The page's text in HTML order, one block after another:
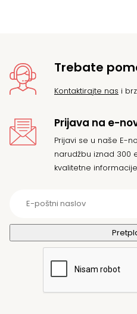
Trebate
Kontaktirajte nas i
Prijava na e-
Prijavi se u naše E-
narudžbu iznad 300
kvalitetne